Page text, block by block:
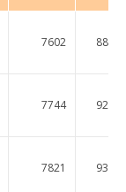
7602 8895
7744 9248
7821 9375